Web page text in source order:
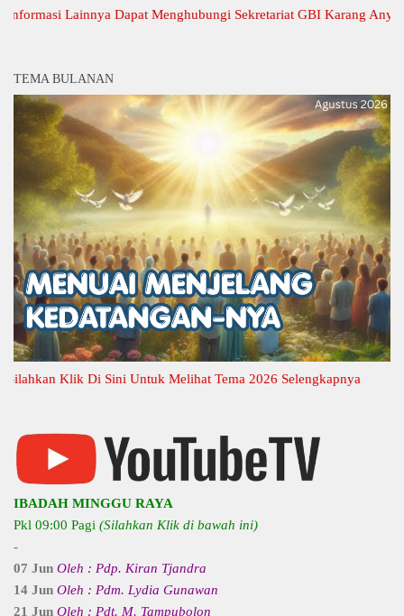
Lainnya Dapat Menghubungi Sekretariat GBI Karang Anyar.
TEMA BULANAN
Klik Di Sini Untuk Melihat Tema 2026 Selengkapnya
IBADAH MINGGU RAYA
Pkl 09:00 Pagi (Silahkan Klik di bawah ini)
-
07 Jun Oleh : Pdp. Kiran Tjandra
14 Jun Oleh : Pdm. Lydia Gunawan
21 Jun Oleh : Pdt. M. Tampubolon